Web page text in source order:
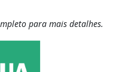
para mais detalhes.